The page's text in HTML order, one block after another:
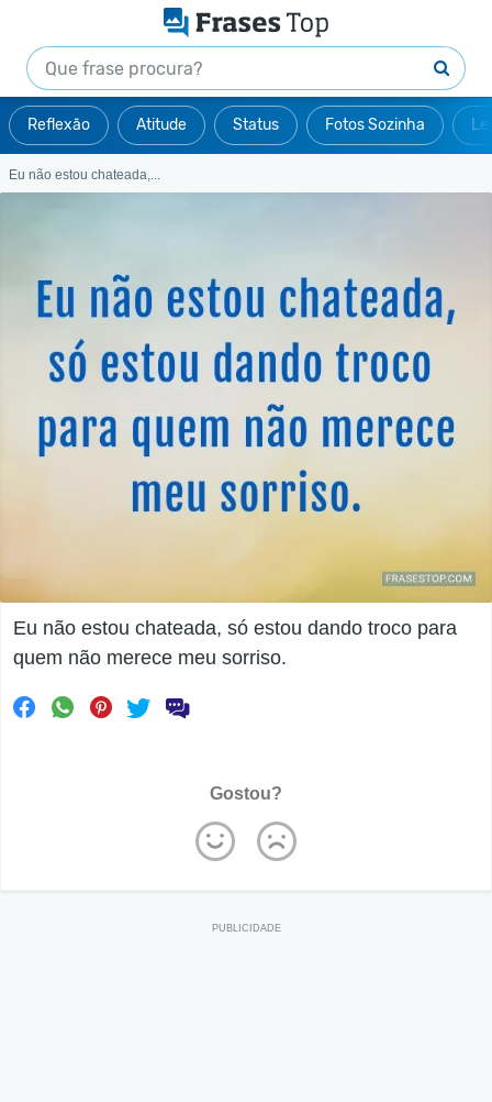
Reflexão Atitude Status Fotos Sozinha
Eu não estou chateada,...
Eu não estou chateada, só estou dando troco para
quem não merece meu sorriso.
Gostou?